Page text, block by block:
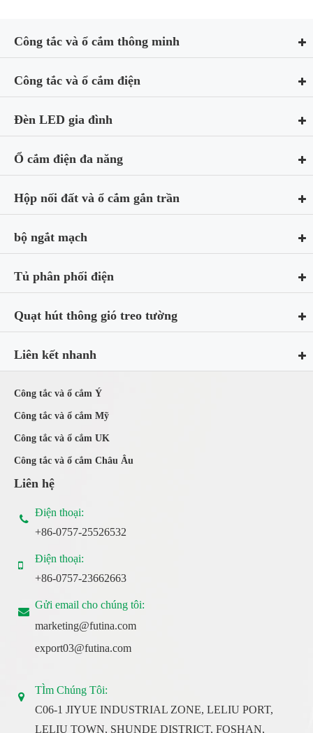
Công tắc và ổ cắm thông minh
Công tắc và ổ cắm điện
Đèn LED gia đình
Ổ cắm điện đa năng
Hộp nối đất và ổ cắm gắn trần
bộ ngắt mạch
Tủ phân phối điện
Quạt hút thông gió treo tường
Liên kết nhanh
Công tắc và ổ cắm Ý
Công tắc và ổ cắm Mỹ
Công tắc và ổ cắm UK
Công tắc và ổ cắm Châu Âu
Liên hệ
Điện thoại:
+86-0757-25526532
Điện thoại:
+86-0757-23662663
Gửi email cho chúng tôi:
marketing@futina.com
export03@futina.com
TÌm Chúng Tôi:
C06-1 JIYUE INDUSTRIAL ZONE, LELIU PORT,
LELIU TOWN, SHUNDE DISTRICT, FOSHAN,